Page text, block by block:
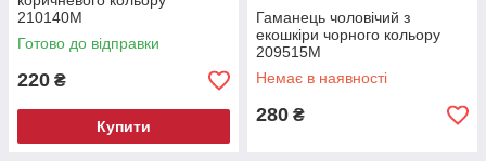
210140M
Готово до відправки
220 ₴
Купити
Гаманець чоловічий з
екошкіри чорного кольору
209515M
Немає в наявності
280 ₴